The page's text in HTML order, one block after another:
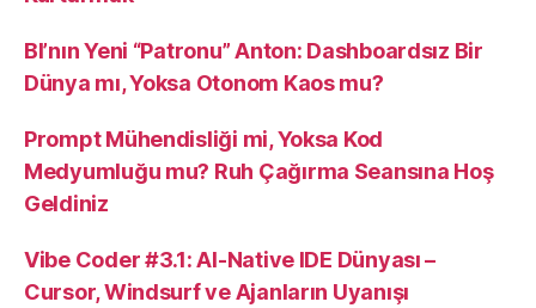
BI’nın Yeni “Patronu” Anton: Dashboardsız Bir
Dünya mı, Yoksa Otonom Kaos mu?
Prompt Mühendisliği mi, Yoksa Kod
Medyumluğu mu? Ruh Çağırma Seansına Hoş
Geldiniz
Vibe Coder #3.1: AI-Native IDE Dünyası –
Cursor, Windsurf ve Ajanların Uyanışı